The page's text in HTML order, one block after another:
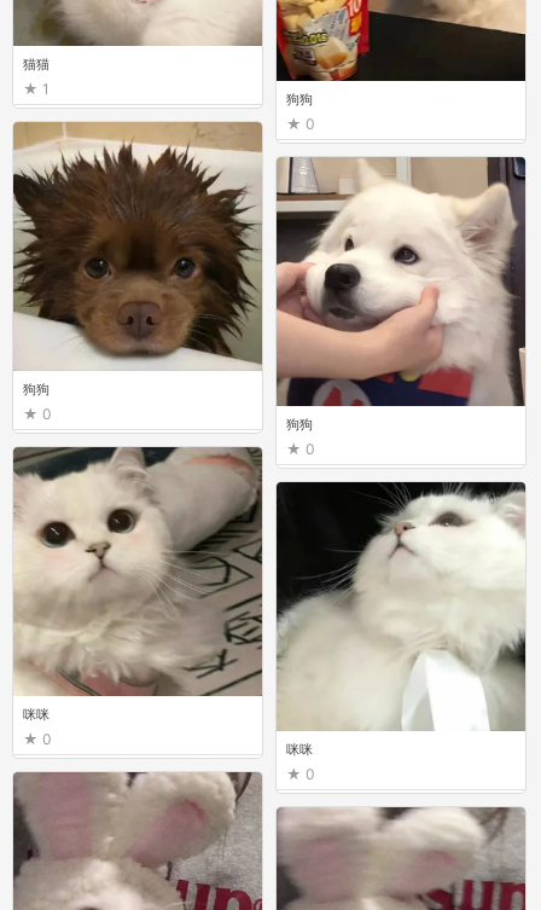
猫猫
1
狗狗
0
狗狗
0
咪咪
0
狗狗
0
咪咪
0